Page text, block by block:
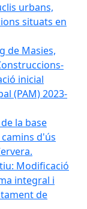
urbans,
situats en
de Masies,
inicial
(PAM) 2023-
la base
d'ús
Modificació
integral i
de